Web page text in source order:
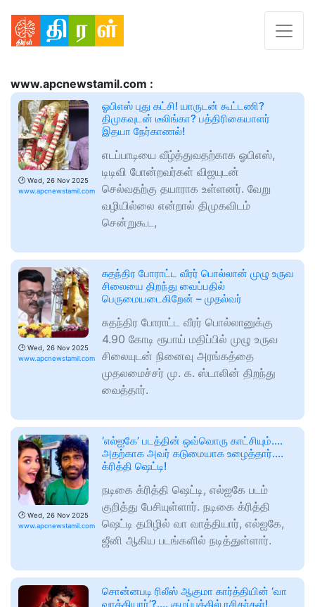
www.apcnewstamil.com :
🕑 Wed, 26 Nov 2025
www.apcnewstamil.com
ஓபிஎஸ் புது கட்சி! யாருடன் கூட்டணி?
திமுகவுடன் டீலிங்கா? பத்திரிகையாளர்
இதயா நேர்காணல்!
எடப்பாடியை வீழ்த்துவதற்காக ஓபிஎஸ்,
டிடிவி போன்றவர்கள் விஜயுடன்
செல்வதற்கு தயாராக உள்ளனர். வேறு
வழியில்லை என்றால் திமுகவிடம்
சென்றுகூட,
🕑 Wed, 26 Nov 2025
www.apcnewstamil.com
சுதந்திர போராட்ட வீரர் பொல்லான் முழு உருவ
சிலையை திறந்து வைப்பதில்
பெருமையடைகிறேன் – முதல்வர்
சுதந்திர போராட்ட வீரர் பொல்லானுக்கு
4.90 கோடி ரூபாய் மதிப்பில் முழு உருவ
சிலையுடன் நினைவு அரங்கத்தை
முதலமைச்சர் மு. க. ஸ்டாலின் திறந்து
வைத்தார்.
🕑 Wed, 26 Nov 2025
www.apcnewstamil.com
‘எல்ஐகே’ படத்தின் ஒவ்வொரு காட்சியும்….
அதற்காக அவர் கடுமையாக உழைத்தார்….
க்ரித்தி ஷெட்டி!
நடிகை க்ரித்தி ஷெட்டி, எல்ஐகே படம்
குறித்து பேசியுள்ளார். நடிகை க்ரித்தி
ஷெட்டி தமிழில் வா வாத்தியார், எல்ஐகே,
ஜீனி ஆகிய படங்களில் நடித்துள்ளார்.
சொன்னபடி ரிலீஸ் ஆகுமா கார்த்தியின் ‘வா
வாத்தியார்’?…. குழப்பத்தில் ரசிகர்கள்!